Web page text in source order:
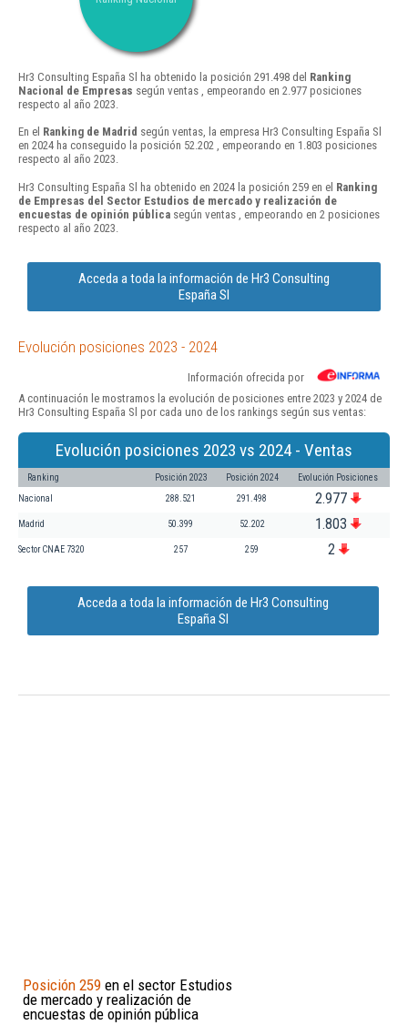
Hr3 Consulting España Sl ha obtenido la posición 291.498 del Ranking
Nacional de Empresas según ventas , empeorando en 2.977 posiciones
respecto al año 2023.
En el Ranking de Madrid según ventas, la empresa Hr3 Consulting España Sl
en 2024 ha conseguido la posición 52.202 , empeorando en 1.803 posiciones
respecto al año 2023.
Hr3 Consulting España Sl ha obtenido en 2024 la posición 259 en el Ranking
de Empresas del Sector Estudios de mercado y realización de
encuestas de opinión pública según ventas , empeorando en 2 posiciones
respecto al año 2023.
Acceda a toda la información de Hr3 Consulting
España Sl
Evolución posiciones 2023 - 2024
Información ofrecida por
A continuación le mostramos la evolución de posiciones entre 2023 y 2024 de
Hr3 Consulting España Sl por cada uno de los rankings según sus ventas:
Evolución posiciones 2023 vs 2024 - Ventas
Ranking Posición 2023 Posición 2024 Evolución Posiciones
Nacional 288.521 291.498 2.977
Madrid 50.399 52.202 1.803
Sector CNAE 7320 257 259 2
Acceda a toda la información de Hr3 Consulting
España Sl
Posición 259 en el sector Estudios
de mercado y realización de
encuestas de opinión pública